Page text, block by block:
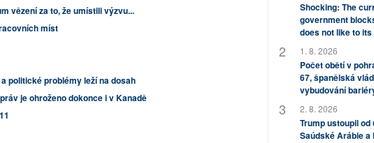
vězení za to, že umístili výzvu...
míst
politické problémy leží na dosah
je ohroženo dokonce i v Kanadě
Shocking: The
government
does not like to
1. 8. 2026
Počet obětí v
67, španělská
vybudování
2. 8. 2026
Trump ustoupil
Saúdské Arábie a